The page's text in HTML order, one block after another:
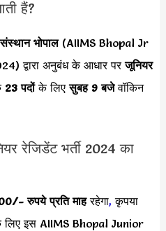
हैं?
भोपाल(AIIMS Bhopal Jr
द्वारा अनुबंध के आधार परजूनियर
23 पदोंके लिएसुबह 9 बजेवॉकिन
रेजिडेंट भर्ती 2024 का
रुपये प्रति माहरहेगा,कृपया
लिए इस AIIMS Bhopal Junior